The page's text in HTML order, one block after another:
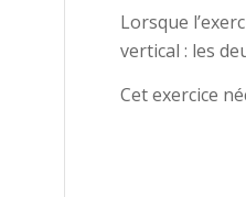
Lorsque
vertical : les
Cet exercice